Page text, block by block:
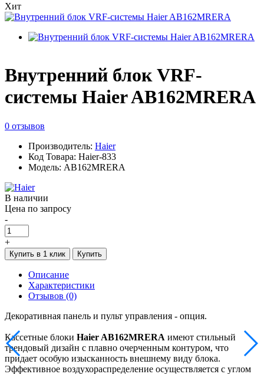
Хит
Внутренний блок VRF-
системы Haier AB162MRERA
0 отзывов
Производитель: Haier
Код Товара: Haier-833
Модель: AB162MRERA
В наличии
Цена по запросу
-
+
Купить в 1 клик Купить
Описание
Характеристики
Отзывов (0)
Декоративная панель и пульт управления - опция.
Кассетные блоки Haier AB162MRERA имеют стильный
трендовый дизайн с плавно очерченным контуром, что
придает особую изысканность внешнему виду блока.
Эффективное воздухораспределение осуществляется с углом